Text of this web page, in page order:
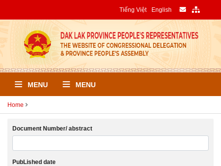
Tiếng Việt English
MENU MENU
Home
Document Number/ abstract
PubLished date